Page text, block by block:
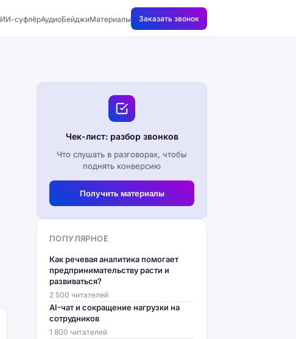
ИИ-суфлёрАудиоБейджиМатериалы Заказать звонок
Чек-лист: разбор звонков
Что слушать в разговорах, чтобы
поднять конверсию
Получить материалы
ПОПУЛЯРНОЕ
Как речевая аналитика помогает
предпринимательству расти и
развиваться?
2 500 читателей
AI-чат и сокращение нагрузки на
сотрудников
1 800 читателей